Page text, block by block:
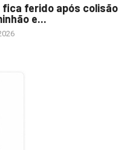
ferido após colisão
e...